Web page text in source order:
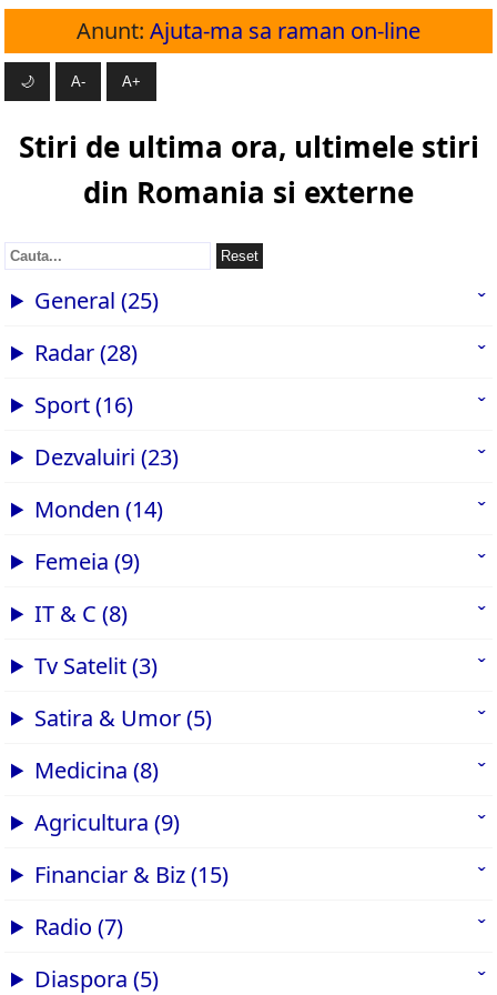
Anunt: Ajuta-ma sa raman on-line
🌙 A- A+
Stiri de ultima ora, ultimele stiri
din Romania si externe
Reset
General (25)
Radar (28)
Sport (16)
Dezvaluiri (23)
Monden (14)
Femeia (9)
IT & C (8)
Tv Satelit (3)
Satira & Umor (5)
Medicina (8)
Agricultura (9)
Financiar & Biz (15)
Radio (7)
Diaspora (5)